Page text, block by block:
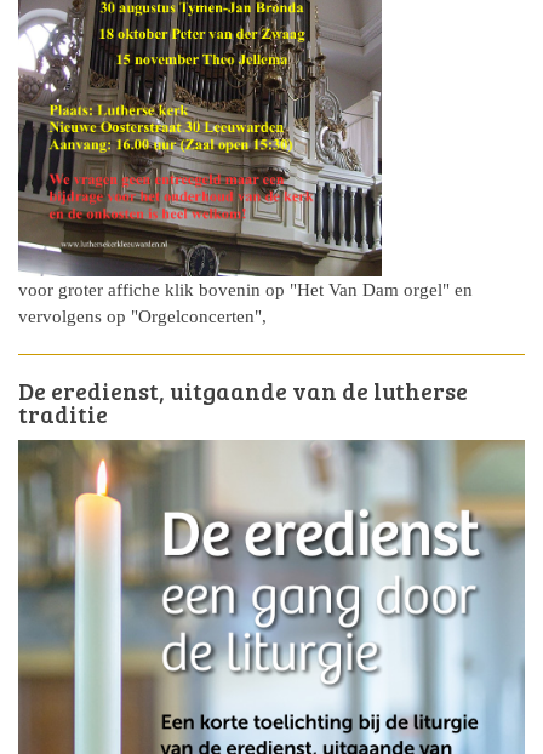
voor groter affiche klik bovenin op "Het Van Dam orgel" en
vervolgens op "Orgelconcerten",
De eredienst, uitgaande van de lutherse
traditie